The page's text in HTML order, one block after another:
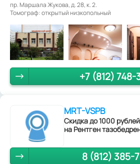
пр. Маршала Жукова, д. 28, к. 2.
Томограф: открытый низкопольный
+7 (812)
MRT-VSPB
Скидка до 1000 рублей
на Рентген
8 (812) 385-